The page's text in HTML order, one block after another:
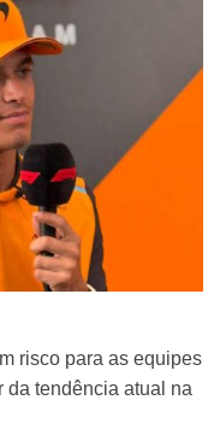
risco para as equipes
da tendência atual na